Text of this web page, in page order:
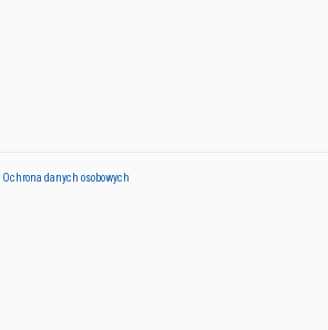
Ochrona danych osobowych